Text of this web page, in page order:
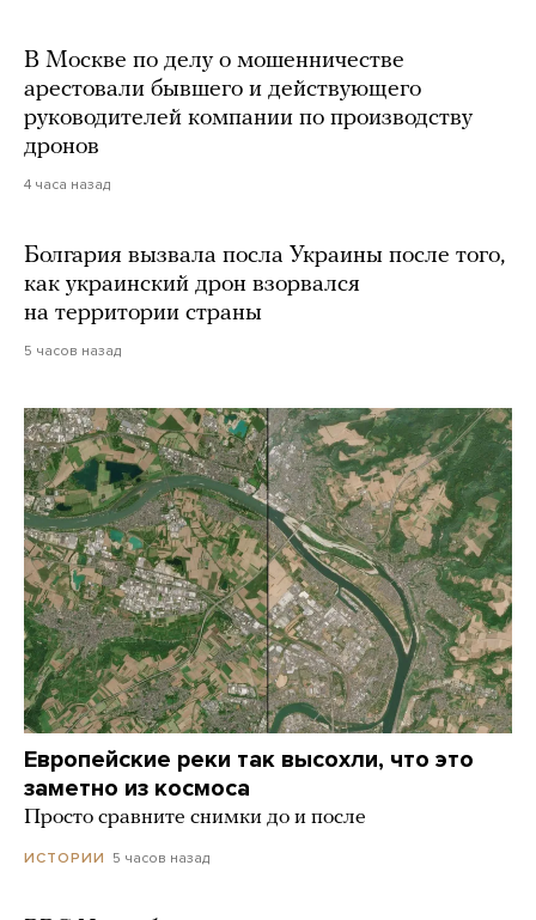
В Москве по делу о мошенничестве
арестовали бывшего и действующего
руководителей компании по производству
дронов
4 часа назад
Болгария вызвала посла Украины после того,
как украинский дрон взорвался
на территории страны
5 часов назад
Европейские реки так высохли, что это
заметно из космоса
Просто сравните снимки до и после
ИСТОРИИ 5 часов назад